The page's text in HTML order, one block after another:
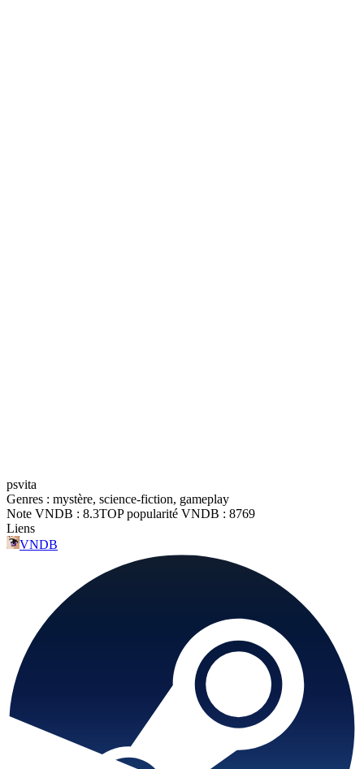
psvita
Genres : mystère, science-fiction, gameplay
Note VNDB : 8.3TOP popularité VNDB : 8769
Liens
VNDB